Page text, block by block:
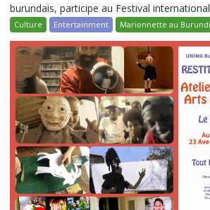
burundais, participe au Festival international
Culture Entertainment Marionnette au Burundi